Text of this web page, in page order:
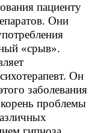
пациенту
Они
«срыв».
Он
заболевания
проблемы